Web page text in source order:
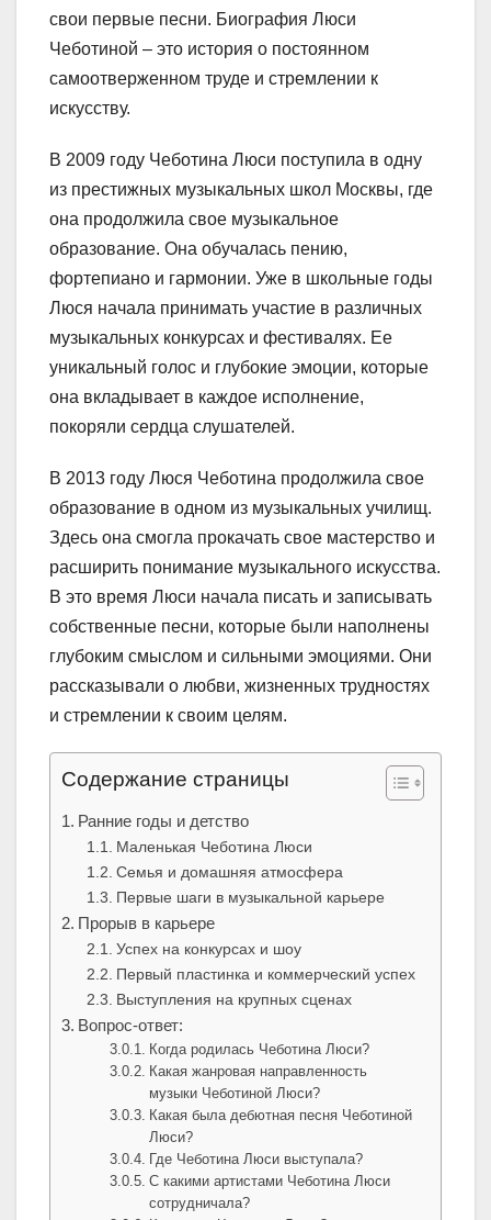
свои первые песни. Биография Люси
Чеботиной – это история о постоянном
самоотверженном труде и стремлении к
искусству.
В 2009 году Чеботина Люси поступила в одну
из престижных музыкальных школ Москвы, где
она продолжила свое музыкальное
образование. Она обучалась пению,
фортепиано и гармонии. Уже в школьные годы
Люся начала принимать участие в различных
музыкальных конкурсах и фестивалях. Ее
уникальный голос и глубокие эмоции, которые
она вкладывает в каждое исполнение,
покоряли сердца слушателей.
В 2013 году Люся Чеботина продолжила свое
образование в одном из музыкальных училищ.
Здесь она смогла прокачать свое мастерство и
расширить понимание музыкального искусства.
В это время Люси начала писать и записывать
собственные песни, которые были наполнены
глубоким смыслом и сильными эмоциями. Они
рассказывали о любви, жизненных трудностях
и стремлении к своим целям.
Содержание страницы
Ранние годы и детство
Маленькая Чеботина Люси
Семья и домашняя атмосфера
Первые шаги в музыкальной карьере
Прорыв в карьере
Успех на конкурсах и шоу
Первый пластинка и коммерческий успех
Выступления на крупных сценах
Вопрос-ответ:
Когда родилась Чеботина Люси?
Какая жанровая направленность
музыки Чеботиной Люси?
Какая была дебютная песня Чеботиной
Люси?
Где Чеботина Люси выступала?
С какими артистами Чеботина Люси
сотрудничала?